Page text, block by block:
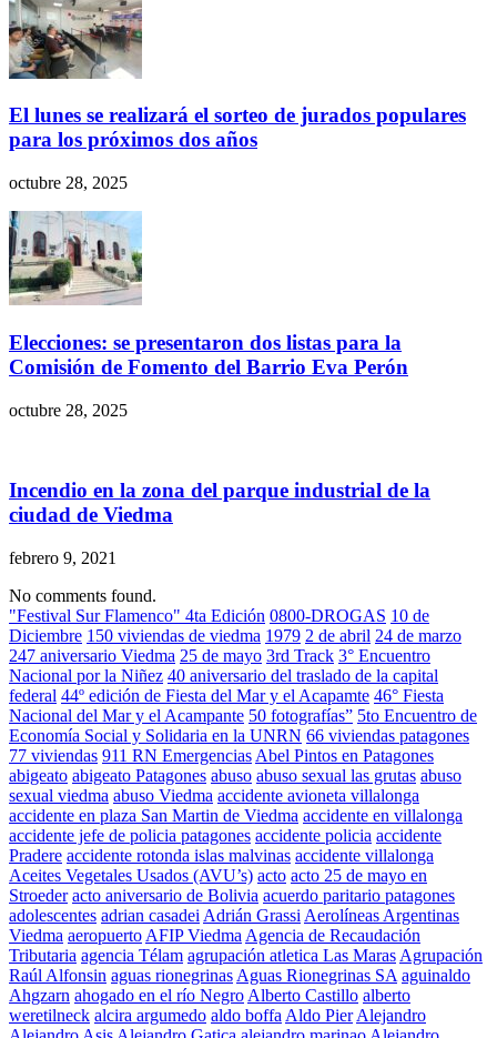
El lunes se realizará el sorteo de jurados populares
para los próximos dos años
octubre 28, 2025
Elecciones: se presentaron dos listas para la
Comisión de Fomento del Barrio Eva Perón
octubre 28, 2025
Incendio en la zona del parque industrial de la
ciudad de Viedma
febrero 9, 2021
No comments found.
"Festival Sur Flamenco" 4ta Edición 0800-DROGAS 10 de
Diciembre 150 viviendas de viedma 1979 2 de abril 24 de marzo
247 aniversario Viedma 25 de mayo 3rd Track 3° Encuentro
Nacional por la Niñez 40 aniversario del traslado de la capital
federal 44º edición de Fiesta del Mar y el Acapamte 46° Fiesta
Nacional del Mar y el Acampante 50 fotografías” 5to Encuentro de
Economía Social y Solidaria en la UNRN 66 viviendas patagones
77 viviendas 911 RN Emergencias Abel Pintos en Patagones
abigeato abigeato Patagones abuso abuso sexual las grutas abuso
sexual viedma abuso Viedma accidente avioneta villalonga
accidente en plaza San Martin de Viedma accidente en villalonga
accidente jefe de policia patagones accidente policia accidente
Pradere accidente rotonda islas malvinas accidente villalonga
Aceites Vegetales Usados (AVU’s) acto acto 25 de mayo en
Stroeder acto aniversario de Bolivia acuerdo paritario patagones
adolescentes adrian casadei Adrián Grassi Aerolíneas Argentinas
Viedma aeropuerto AFIP Viedma Agencia de Recaudación
Tributaria agencia Télam agrupación atletica Las Maras Agrupación
Raúl Alfonsin aguas rionegrinas Aguas Rionegrinas SA aguinaldo
Ahgzarn ahogado en el río Negro Alberto Castillo alberto
weretilneck alcira argumedo aldo boffa Aldo Pier Alejandro